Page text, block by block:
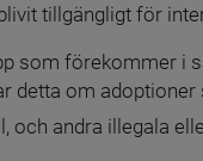
tillgängligt för
som förekommer i
detta om
och andra illegala